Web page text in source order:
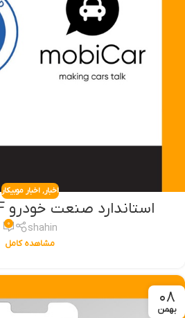
اخبار,اخبار موبیکار
استاندارد صنعت خودرو IATF در موبیکار
shahin ۰
مشاهده کامل
۰۸
بهمن